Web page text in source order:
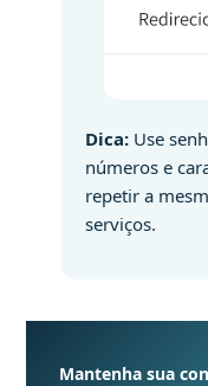
Dica: Use
números e
repetir a
serviços.
Mantenha sua